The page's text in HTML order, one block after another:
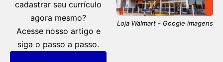
cadastrar seu currículo
agora mesmo?
Acesse nosso artigo e
siga o passo a passo.
Loja Walmart - Google imagens